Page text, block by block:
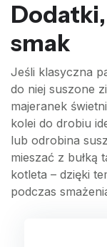
smak
Jeśli klasyczna
do niej suszone
majeranek
kolei do drobiu
lub odrobina
mieszać z bułką
kotleta – dzięki
podczas